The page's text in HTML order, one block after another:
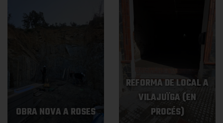
OBRA NOVA A ROSES
REFORMA DE LOCAL A
VILAJUÏGA (EN
PROCÉS)